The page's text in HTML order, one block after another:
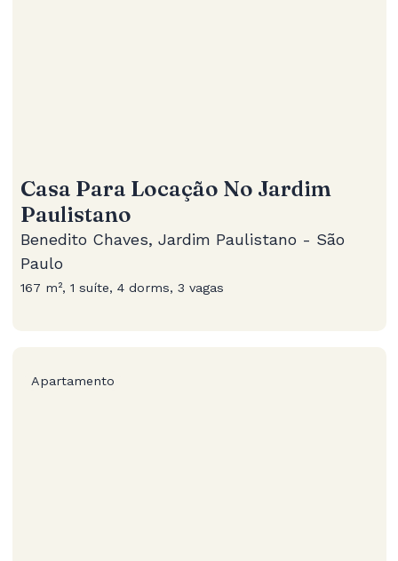
Casa Para Locação No Jardim
Paulistano
Benedito Chaves, Jardim Paulistano - São
Paulo
167 m², 1 suíte, 4 dorms, 3 vagas
Apartamento